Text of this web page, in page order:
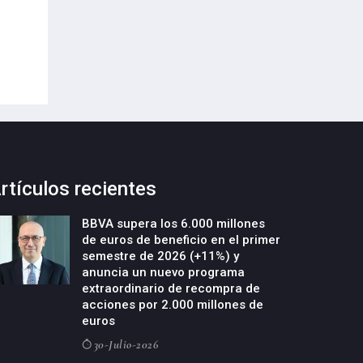
recientes
BBVA supera los 6.000 millones
de euros de beneficio en el primer
semestre de 2026 (+11%) y
anuncia un nuevo programa
extraordinario de recompra de
acciones por 2.000 millones de
euros
30-Julio-2026